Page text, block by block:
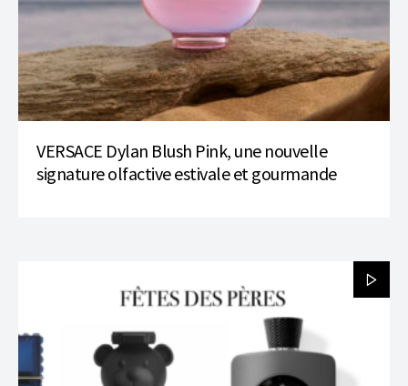
VERSACE Dylan Blush Pink, une nouvelle
signature olfactive estivale et gourmande